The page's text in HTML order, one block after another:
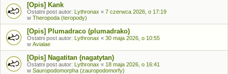
[Opis] Kank
Ostatni post autor: Lythronax « 7 czerwca 2026, o 17:19
w Theropoda (teropody)
[Opis] Plumadraco (plumadrako)
Ostatni post autor: Lythronax « 30 maja 2026, o 10:55
w Avialae
[Opis] Nagatitan (nagatytan)
Ostatni post autor: Lythronax « 18 maja 2026, o 16:41
w Sauropodomorpha (zauropodomorfy)